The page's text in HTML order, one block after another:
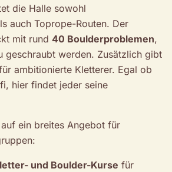
die Halle sowohl
auch Toprope-Routen. Der
mit rund 40 Boulderproblemen,
geschraubt werden. Zusätzlich gibt
ambitionierte Kletterer. Egal ob
hier findet jeder seine
ein breites Angebot für
und Boulder-Kurse für